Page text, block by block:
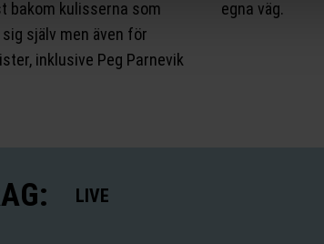
bakom kulisserna som
själv men även för
inklusive Peg Parnevik
egna väg.
LIVE